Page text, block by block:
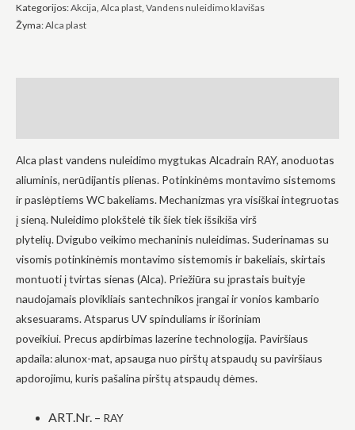
Kategorijos:Akcija, Alca plast, Vandens nuleidimo klavišas
Žyma:Alca plast
Alca plast vandens nuleidimo mygtukas Alcadrain RAY, anoduotas
aliuminis, nerūdijantis plienas. Potinkinėms montavimo sistemoms
ir paslėptiems WC bakeliams. Mechanizmas yra visiškai integruotas
į sieną. Nuleidimo plokštelė tik šiek tiek išsikiša virš
plytelių. Dvigubo veikimo mechaninis nuleidimas. Suderinamas su
visomis potinkinėmis montavimo sistemomis ir bakeliais, skirtais
montuoti į tvirtas sienas (Alca). Priežiūra su įprastais buityje
naudojamais plovikliais santechnikos įrangai ir vonios kambario
aksesuarams. Atsparus UV spinduliams ir išoriniam
poveikiui. Precus apdirbimas lazerine technologija. Paviršiaus
apdaila: alunox-mat, apsauga nuo pirštų atspaudų su paviršiaus
apdorojimu, kuris pašalina pirštų atspaudų dėmes.
ART.Nr. – RAY
Statistika
Siekdami
ir struktūrą,
Patirtis
Kad mūsų
svetainė
veiktų kuo
geriau jūsų
apsilankymo
metu. Jei
atsisakysite
šių slapukų,
kai kurios
funkcijos iš
išnyks.
savo